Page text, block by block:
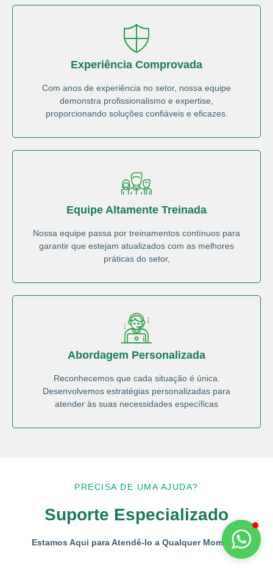
Experiência Comprovada
Com anos de experiência no setor, nossa equipe
demonstra profissionalismo e expertise,
proporcionando soluções confiáveis e eficazes.
Equipe Altamente Treinada
Nossa equipe passa por treinamentos contínuos para
garantir que estejam atualizados com as melhores
práticas do setor,
Abordagem Personalizada
Reconhecemos que cada situação é única.
Desenvolvemos estratégias personalizadas para
atender às suas necessidades específicas
PRECISA DE UMA AJUDA?
Suporte Especializado
Estamos Aqui para Atendê-lo a Qualquer Momento